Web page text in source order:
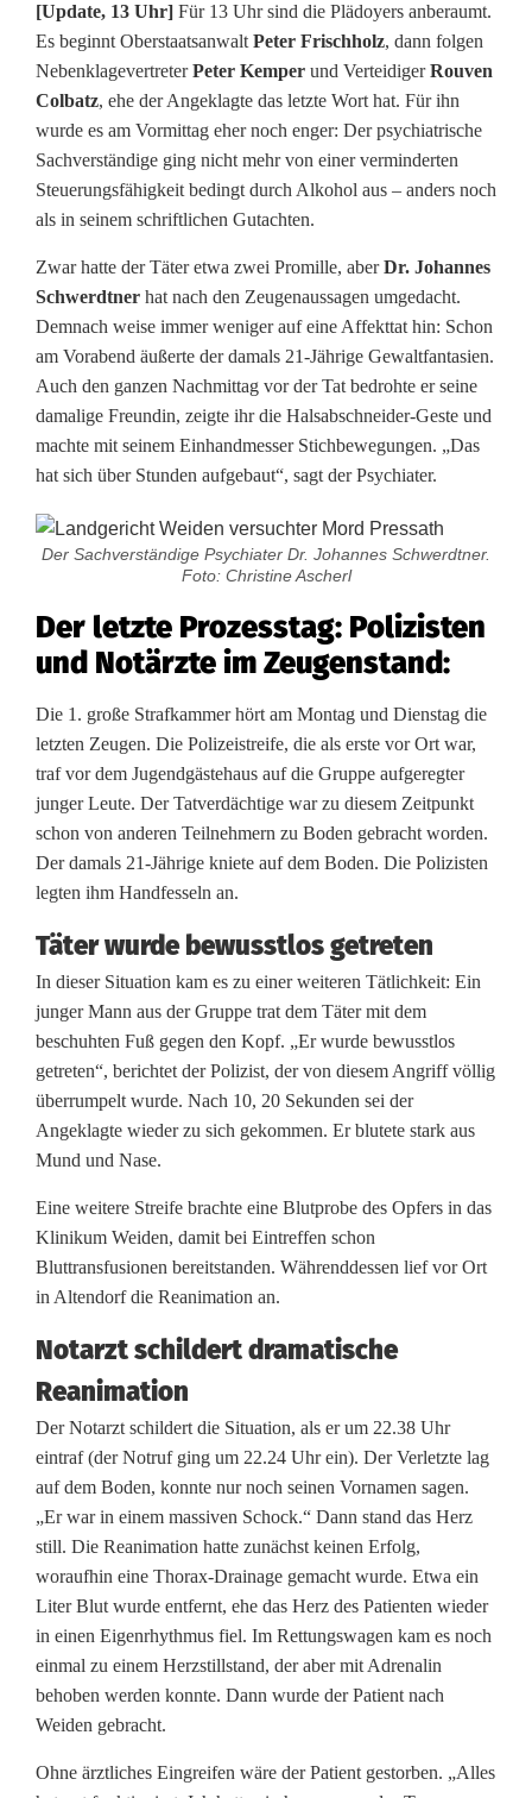
[Update, 13 Uhr] Für 13 Uhr sind die Plädoyers anberaumt.
Es beginnt Oberstaatsanwalt Peter Frischholz, dann folgen
NebenklagevertreterPeter Kemper und VerteidigerRouven
Colbatz, ehe der Angeklagte das letzte Wort hat. Für ihn
wurde es am Vormittag eher noch enger: Der psychiatrische
Sachverständige ging nicht mehr von einer verminderten
Steuerungsfähigkeit bedingt durch Alkohol aus – anders noch
als in seinem schriftlichen Gutachten.
Zwar hatte der Täter etwa zwei Promille, aberDr. Johannes
Schwerdtner hat nach den Zeugenaussagen umgedacht.
Demnach weise immer weniger auf eine Affekttat hin: Schon
am Vorabend äußerte der damals 21‑Jährige Gewaltfantasien.
Auch den ganzen Nachmittag vor der Tat bedrohte er seine
damalige Freundin, zeigte ihr die Halsabschneider-Geste und
machte mit seinem Einhandmesser Stichbewegungen. „Das
hat sich über Stunden aufgebaut“, sagt der Psychiater.
Der Sachverständige Psychiater Dr. Johannes Schwerdtner.
Foto: Christine Ascherl
Der letzte Prozesstag: Polizisten
und Notärzte im Zeugenstand:
Die 1. große Strafkammer hört am Montag und Dienstag die
letzten Zeugen. Die Polizeistreife, die als erste vor Ort war,
traf vor dem Jugendgästehaus auf die Gruppe aufgeregter
junger Leute. Der Tatverdächtige war zu diesem Zeitpunkt
schon von anderen Teilnehmern zu Boden gebracht worden.
Der damals 21-Jährige kniete auf dem Boden. Die Polizisten
legten ihm Handfesseln an.
Täter wurde bewusstlos getreten
In dieser Situation kam es zu einer weiteren Tätlichkeit: Ein
junger Mann aus der Gruppe trat dem Täter mit dem
beschuhten Fuß gegen den Kopf. „Er wurde bewusstlos
getreten“, berichtet der Polizist, der von diesem Angriff völlig
überrumpelt wurde. Nach 10, 20 Sekunden sei der
Angeklagte wieder zu sich gekommen. Er blutete stark aus
Mund und Nase.
Eine weitere Streife brachte eine Blutprobe des Opfers in das
Klinikum Weiden, damit bei Eintreffen schon
Bluttransfusionen bereitstanden. Währenddessen lief vor Ort
in Altendorf die Reanimation an.
Notarzt schildert dramatische
Reanimation
Der Notarzt schildert die Situation, als er um 22.38 Uhr
eintraf (der Notruf ging um 22.24 Uhr ein). Der Verletzte lag
auf dem Boden, konnte nur noch seinen Vornamen sagen.
„Er war in einem massiven Schock.“ Dann stand das Herz
still. Die Reanimation hatte zunächst keinen Erfolg,
woraufhin eine Thorax-Drainage gemacht wurde. Etwa ein
Liter Blut wurde entfernt, ehe das Herz des Patienten wieder
in einen Eigenrhythmus fiel. Im Rettungswagen kam es noch
einmal zu einem Herzstillstand, der aber mit Adrenalin
behoben werden konnte. Dann wurde der Patient nach
Weiden gebracht.
Ohne ärztliches Eingreifen wäre der Patient gestorben. „Alles